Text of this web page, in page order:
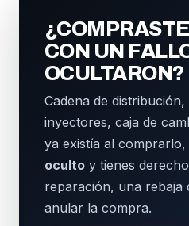
CON UN
OCULTARON?
Cadena de
inyectores, caja de
ya existía al
oculto y tienes
reparación, una rebaja
anular la compra.